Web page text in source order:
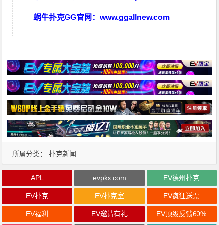
蜗牛扑克GG官网：www.ggallnew.com
所属分类： 扑克新闻
APL evpks.com EV德州扑克
EV扑克 EV扑克室 EV疯狂送票
EV福利 EV邀请有礼 EV顶级反馈60%